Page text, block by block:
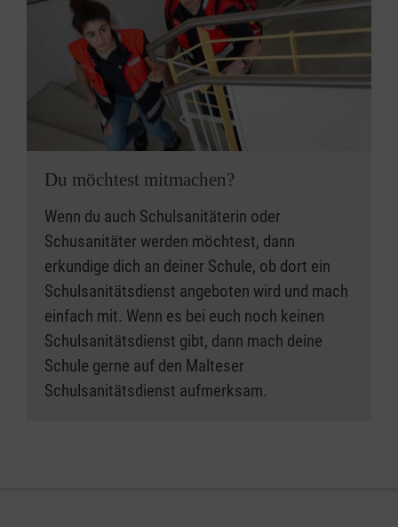
Schulsanitäter sind in erweiterter Erster Hilfe
ausgebildet, das macht sie jedoch nicht zu
medizinischen Fachkräften oder
psychologischen Krisenhelferinnen und
Krisenhelfern. Bevor der Schulsanitätsdienst
alarmiert wird, sollte die Schule daher prüfen,
ob die Situation für die meist minderjährigen
Schulsanitäter und Schulsanitäterinnen
zumutbar ist.
Malteser Gliederung einen
Schulsanitätsdienst:
der mit der Fachausbildung hervorragend
ausgebildet ist?
in dem Schülerinnen und Schüler den
Dienst aktiv mitgestalten?
der durch eine Lehrkraft der Schule
der eine gute Anbindung an die Malteser
hat und sich regelmäßig durch die
Malteser fortbildet?
der über einen vorbildlich ausgestatteten
Sanitätsraum verfügt?
Dann können Sie jetzt Ihre Qualität mit einem
Zertifikat sichtbar machen.
Du möchtest mitmachen?
Wenn du auch Schulsanitäterin oder
Schusanitäter werden möchtest, dann
erkundige dich an deiner Schule, ob dort ein
Schulsanitätsdienst angeboten wird und mach
einfach mit. Wenn es bei euch noch keinen
Schulsanitätsdienst gibt, dann mach deine
Schule gerne auf den Malteser
Schulsanitätsdienst aufmerksam.